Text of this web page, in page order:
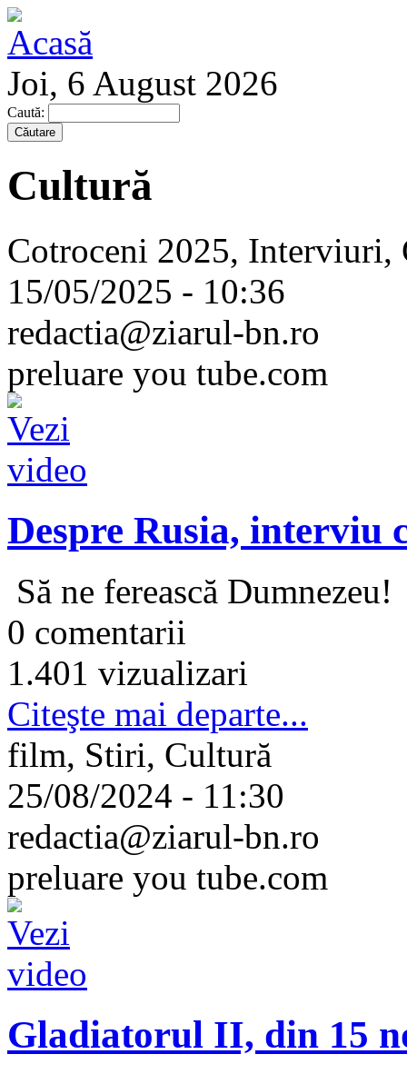
Joi, 6 August 2026
Caută:
Cultură
Cotroceni 2025, Interviuri,
15/05/2025 - 10:36
redactia@ziarul-bn.ro
preluare you tube.com
Despre Rusia, interviu
Să ne ferească Dumnezeu!
0 comentarii
1.401 vizualizari
Citeşte mai departe...
film, Stiri, Cultură
25/08/2024 - 11:30
redactia@ziarul-bn.ro
preluare you tube.com
Gladiatorul II, din 15